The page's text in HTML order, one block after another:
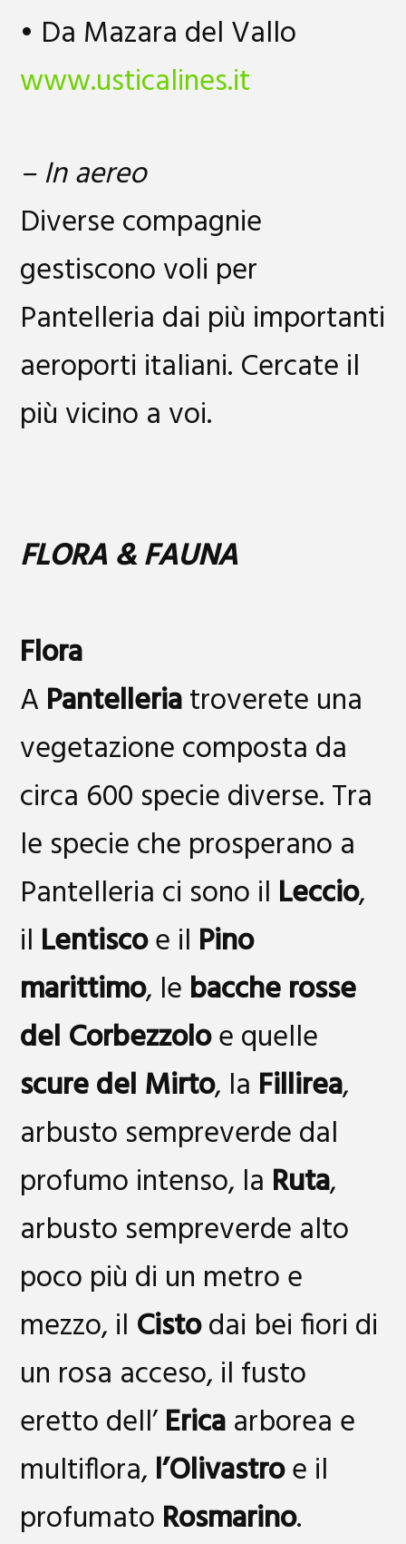
• Da Mazara del Vallo
www.usticalines.it
– In aereo
Diverse compagnie
gestiscono voli per
Pantelleria dai più importanti
aeroporti italiani. Cercate il
più vicino a voi.
FLORA & FAUNA
Flora
A Pantelleriatroverete una
vegetazione composta da
circa 600 specie diverse. Tra
le specie che prosperano a
Pantelleria ci sono il Leccio,
il Lentiscoe il Pino
marittimo, le bacche rosse
del Corbezzoloe quelle
scure del Mirto, la Fillirea,
arbusto sempreverde dal
profumo intenso, la Ruta,
arbusto sempreverde alto
poco più di un metro e
mezzo, il Cistodai bei fiori di
un rosa acceso, il fusto
eretto dell’Ericaarborea e
multiflora, l’Olivastroe il
profumato Rosmarino.